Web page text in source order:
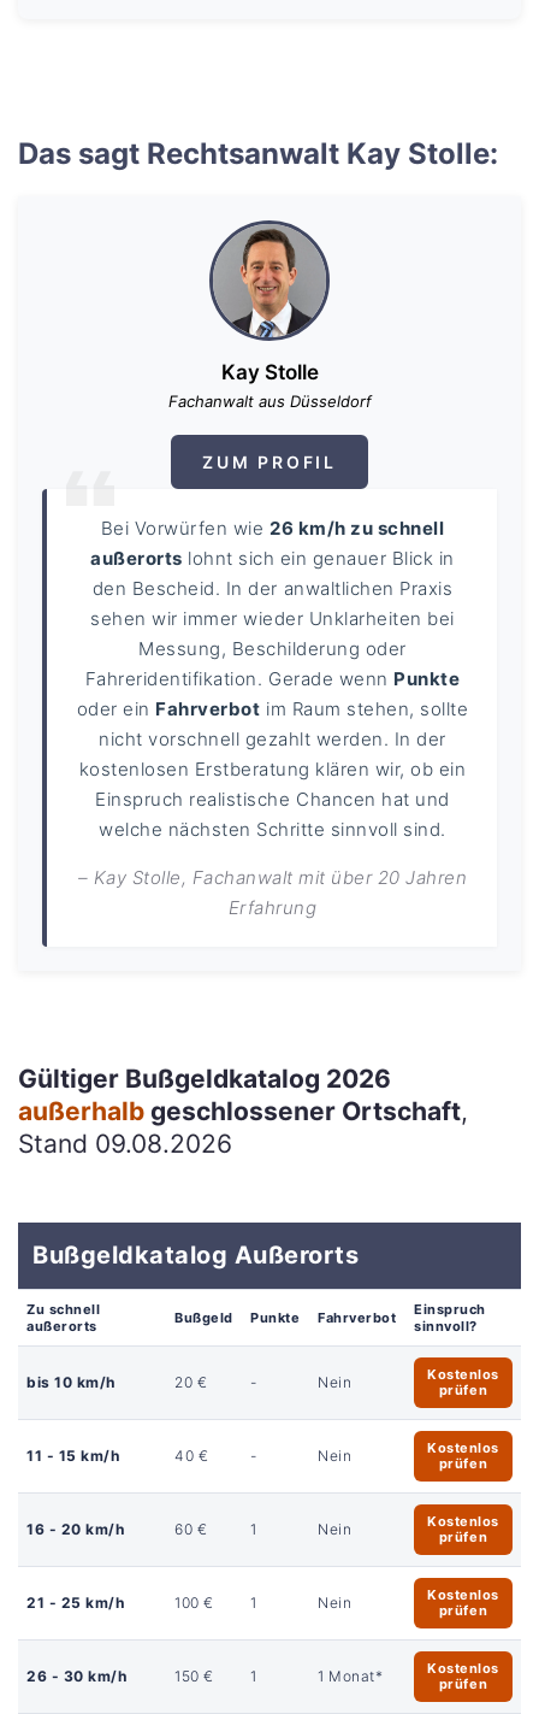
Das sagt Rechtsanwalt Kay Stolle:
Kay Stolle
Fachanwalt aus Düsseldorf
ZUM PROFIL
Bei Vorwürfen wie 26 km/h zu schnell
außerorts lohnt sich ein genauer Blick in
den Bescheid. In der anwaltlichen Praxis
sehen wir immer wieder Unklarheiten bei
Messung, Beschilderung oder
Fahreridentifikation. Gerade wenn Punkte
oder ein Fahrverbot im Raum stehen, sollte
nicht vorschnell gezahlt werden. In der
kostenlosen Erstberatung klären wir, ob ein
Einspruch realistische Chancen hat und
welche nächsten Schritte sinnvoll sind.
– Kay Stolle, Fachanwalt mit über 20 Jahren
Erfahrung
Gültiger Bußgeldkatalog 2026
außerhalb geschlossener Ortschaft,
Stand 09.08.2026
Bußgeldkatalog Außerorts
Zu schnell
außerorts
Bußgeld Punkte Fahrverbot
Einspruch
sinnvoll?
bis 10 km/h 20 € - Nein
Kostenlos
prüfen
11 - 15 km/h 40 € - Nein
Kostenlos
prüfen
16 - 20 km/h 60 € 1 Nein
Kostenlos
prüfen
21 - 25 km/h 100 € 1 Nein
Kostenlos
prüfen
26 - 30 km/h 150 € 1 1 Monat*
Kostenlos
prüfen